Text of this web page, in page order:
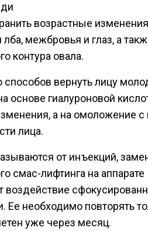
возрастные
межбровья и глаз, а
контура овала.
вернуть лицу
основе гиалуроновой
а на омоложение
лица.
от инъекций,
смас-лифтинга на аппарате
воздействие
Ее необходимо повторять
уже через месяц.